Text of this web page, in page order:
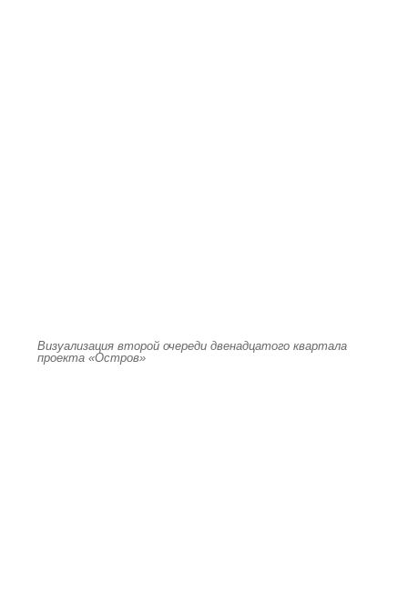
Визуализация второй очереди двенадцатого квартала
проекта «Остров»